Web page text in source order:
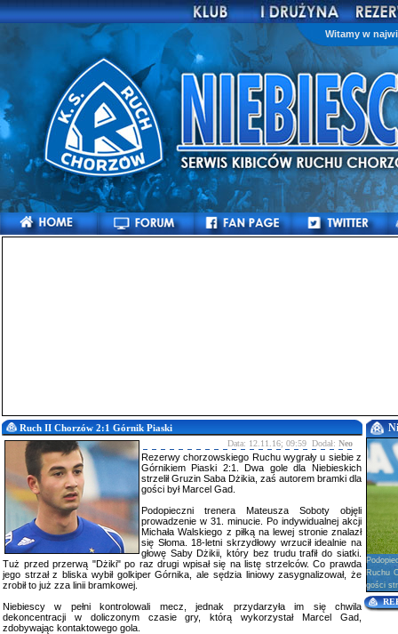
Witamy w
Ruch II Chorzów 2:1 Górnik Piaski
Data: 12.11.16; 09:59 Dodał: Neo
Rezerwy chorzowskiego Ruchu wygrały u siebie z
Górnikiem Piaski 2:1. Dwa gole dla Niebieskich
strzelił Gruzin Saba Dżikia, zaś autorem bramki dla
gości był Marcel Gad.
Podopieczni trenera Mateusza Soboty objęli
prowadzenie w 31. minucie. Po indywidualnej akcji
Michała Walskiego z piłką na lewej stronie znalazł
się Słoma. 18-letni skrzydłowy wrzucił idealnie na
głowę Saby Dżikii, który bez trudu trafił do siatki.
Tuż przed przerwą "Dżiki" po raz drugi wpisał się na listę strzelców. Co prawda
jego strzał z bliska wybił golkiper Górnika, ale sędzia liniowy zasygnalizował, że
zrobił to już zza linii bramkowej.
Niebiescy w pełni kontrolowali mecz, jednak przydarzyła im się chwila
dekoncentracji w doliczonym czasie gry, którą wykorzystał Marcel Gad,
zdobywając kontaktowego gola.
Ruchu
gości